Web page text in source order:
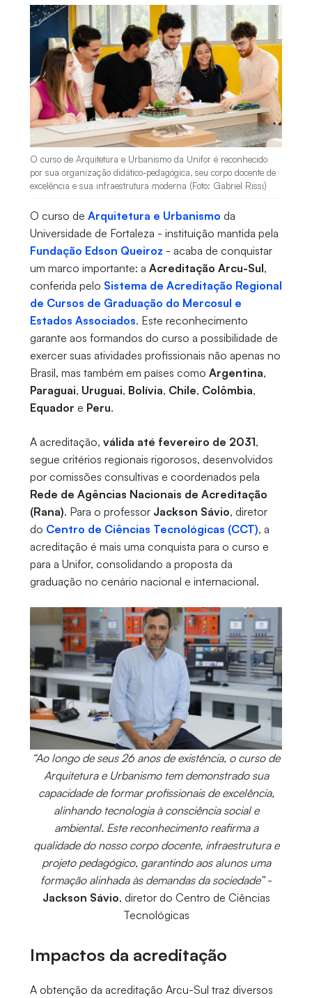
O curso de Arquitetura e Urbanismo da Unifor é reconhecido
por sua organização didático-pedagógica, seu corpo docente de
excelência e sua infraestrutura moderna (Foto: Gabriel Rissi)
O curso de Arquitetura e Urbanismo da
Universidade de Fortaleza - instituição mantida pela
Fundação Edson Queiroz - acaba de conquistar
um marco importante: a Acreditação Arcu-Sul,
conferida pelo Sistema de Acreditação Regional
de Cursos de Graduação do Mercosul e
Estados Associados. Este reconhecimento
garante aos formandos do curso a possibilidade de
exercer suas atividades profissionais não apenas no
Brasil, mas também em países como Argentina,
Paraguai, Uruguai, Bolívia, Chile, Colômbia,
Equador e Peru.
A acreditação, válida até fevereiro de 2031,
segue critérios regionais rigorosos, desenvolvidos
por comissões consultivas e coordenados pela
Rede de Agências Nacionais de Acreditação
(Rana). Para o professor Jackson Sávio, diretor
do Centro de Ciências Tecnológicas (CCT), a
acreditação é mais uma conquista para o curso e
para a Unifor, consolidando a proposta da
graduação no cenário nacional e internacional.
“Ao longo de seus 26 anos de existência, o curso de
Arquitetura e Urbanismo tem demonstrado sua
capacidade de formar profissionais de excelência,
alinhando tecnologia à consciência social e
ambiental. Este reconhecimento reafirma a
qualidade do nosso corpo docente, infraestrutura e
projeto pedagógico, garantindo aos alunos uma
formação alinhada às demandas da sociedade”-
Jackson Sávio, diretor do Centro de Ciências
Tecnológicas
Impactos da acreditação
A obtenção da acreditação Arcu-Sul traz diversos